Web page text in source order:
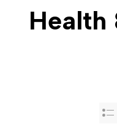
Health